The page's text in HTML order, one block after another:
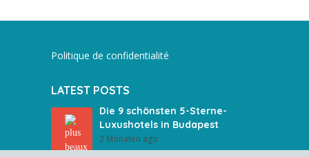
Politique de confidentialité
LATEST POSTS
Die 9 schönsten 5-Sterne-
Luxushotels in Budapest
2 Monaten ago